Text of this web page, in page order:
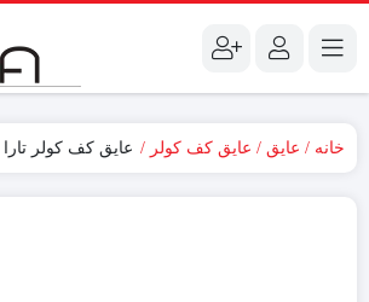
خانه عایق عایق کف کولر عایق کف کولر تارا